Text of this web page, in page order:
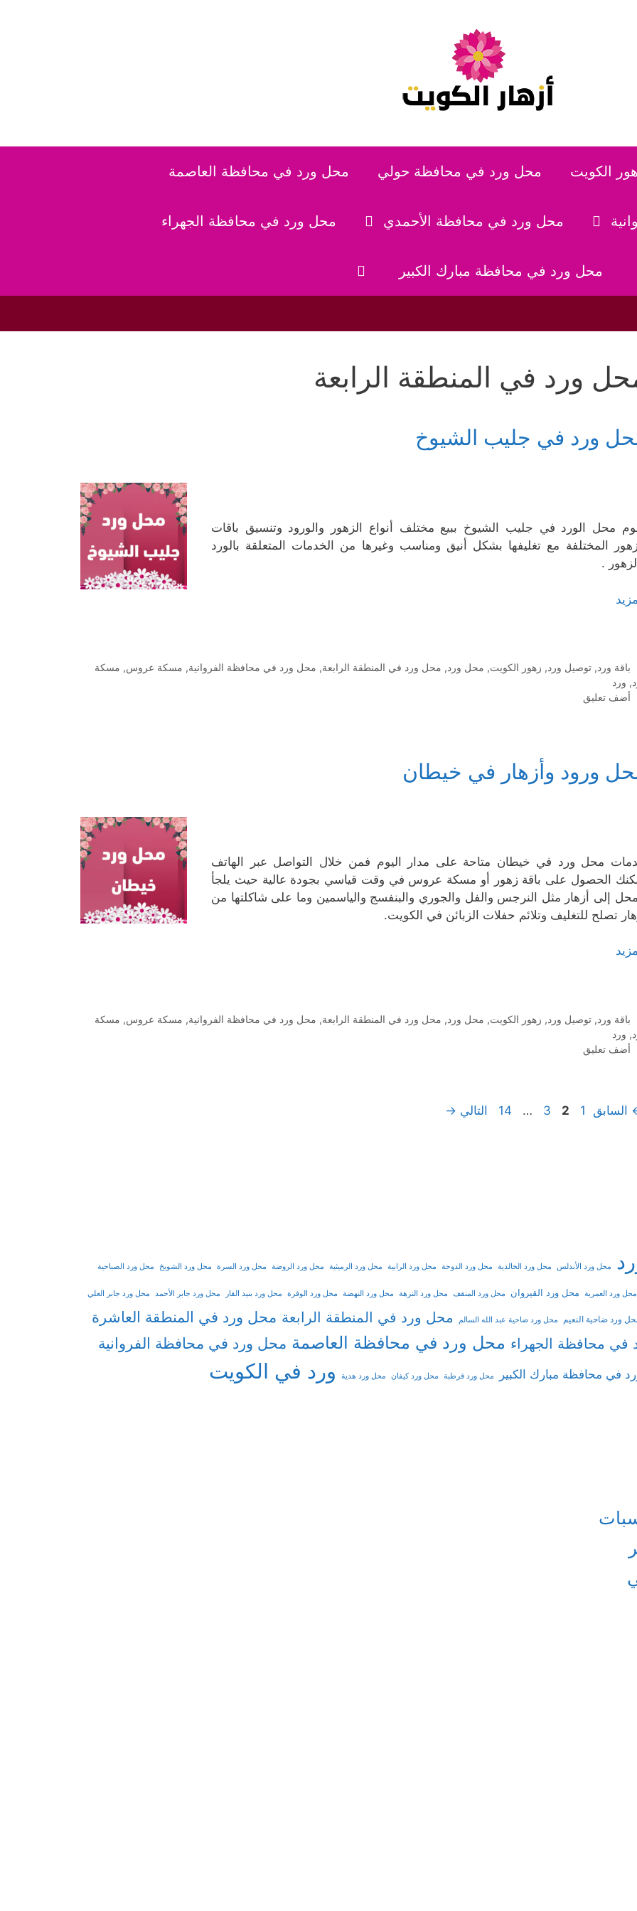
الكويت محل ورد في محافظة حولي محل ورد في محافظة العاصمة
محل ورد في محافظة الأحمدي محل ورد في محافظة الجهراء
محل ورد في محافظة مبارك الكبير
ورد في المنطقة الرابعة
ورد في جليب الشيوخ
محل الورد في جليب الشيوخ ببيع مختلف أنواع الزهور والورود وتنسيق باقات
المختلفة مع تغليفها بشكل أنيق ومناسب وغيرها من الخدمات المتعلقة بالورد
.
التصنيفات
باقة ورد, توصيل ورد, زهور الكويت, محل ورد, محل ورد في المنطقة الرابعة, محل ورد في محافظة الفروانية, مسكة عروس, مسكة
, ورد
أضف تعليق
ورود وأزهار في خيطان
محل ورد في خيطان متاحة على مدار اليوم فمن خلال التواصل عبر الهاتف
الحصول على باقة زهور أو مسكة عروس في وقت قياسي بجودة عالية حيث يلجأ
إلى أزهار مثل النرجس والفل والجوري والبنفسج والياسمين وما على شاكلتها من
تصلح للتغليف وتلائم حفلات الزبائن في الكويت.
التصنيفات
باقة ورد, توصيل ورد, زهور الكويت, محل ورد, محل ورد في المنطقة الرابعة, محل ورد في محافظة الفروانية, مسكة عروس, مسكة
, ورد
أضف تعليق
السابق Page
1
Page
2
Page
3
…
Page
14 التالي →
محل ورد الأندلس محل ورد الخالدية محل ورد الدوحة محل ورد الرابية محل ورد الرميثية محل ورد الروضة محل ورد السرة محل ورد الشويخ محل ورد الصباحية
محل ورد العمرية محل ورد القيروان محل ورد المنقف محل ورد النزهة محل ورد النهضة محل ورد الوفرة محل ورد بنيد القار محل ورد جابر الأحمد محل ورد جابر العلي
ورد ضاحية النعيم محل ورد ضاحية عبد الله السالم محل ورد في المنطقة الرابعة محل ورد في المنطقة العاشرة
في محافظة الجهراء محل ورد في محافظة العاصمة محل ورد في محافظة الفروانية
في محافظة مبارك الكبير محل ورد قرطبة محل ورد كيفان محل ورد هدية ورد في الكويت